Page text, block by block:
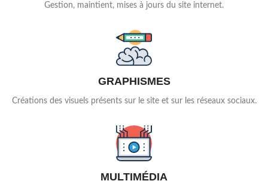
Gestion, maintient, mises à jours du site internet.
GRAPHISMES
Créations des visuels présents sur le site et sur les réseaux sociaux.
MULTIMÉDIA